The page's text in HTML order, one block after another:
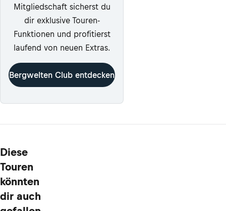
Mitgliedschaft sicherst du
dir exklusive Touren-
Funktionen und profitierst
laufend von neuen Extras.
Bergwelten Club entdecken
Diese
Touren
könnten
dir auch